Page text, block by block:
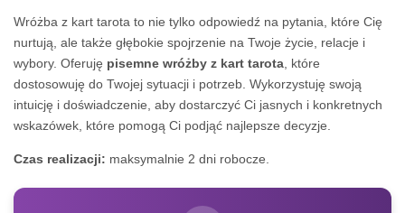
od
49,99 zł
do
199,00 zł
Wróżba z kart tarota to nie tylko odpowiedź na pytania, które Cię
nurtują, ale także głębokie spojrzenie na Twoje życie, relacje i
wybory. Oferuję pisemne wróżby z kart tarota , które
dostosowuję do Twojej sytuacji i potrzeb. Wykorzystuję swoją
intuicję i doświadczenie, aby dostarczyć Ci jasnych i konkretnych
wskazówek, które pomogą Ci podjąć najlepsze decyzje.
Czas realizacji: maksymalnie 2 dni robocze.